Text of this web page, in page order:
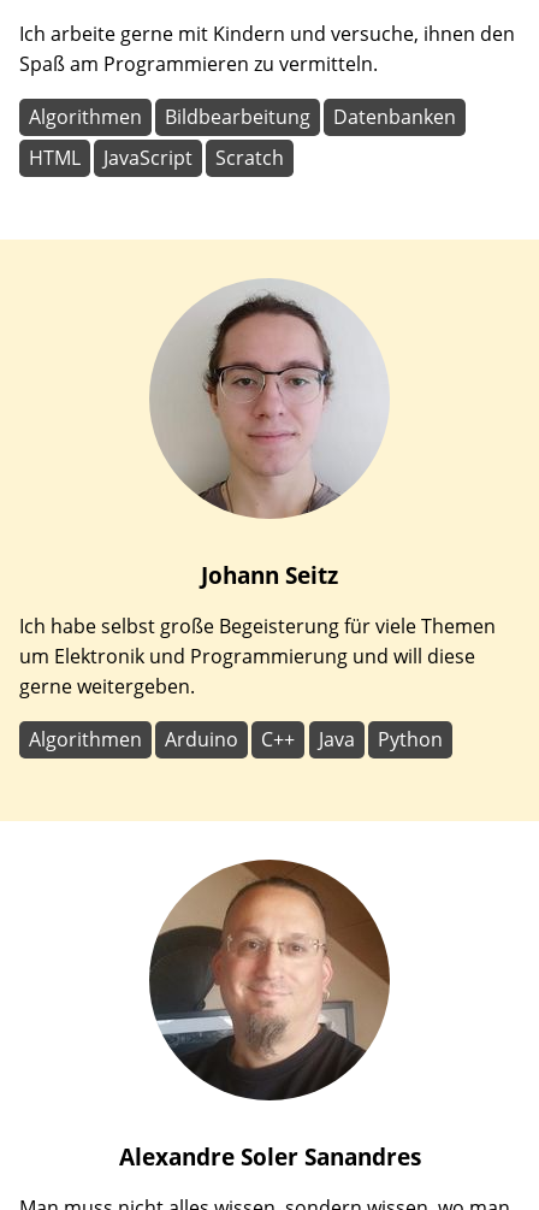
Ich arbeite gerne mit Kindern und versuche, ihnen den
Spaß am Programmieren zu vermitteln.
Algorithmen Bildbearbeitung
Datenbanken
HTML
JavaScript Scratch
Johann Seitz
Ich habe selbst große Begeisterung für viele Themen
um Elektronik und Programmierung und will diese
gerne weitergeben.
Algorithmen Arduino C++ Java Python
Alexandre Soler Sanandres